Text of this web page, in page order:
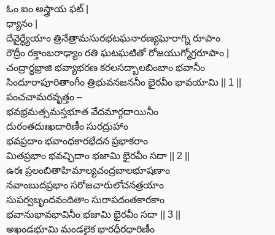
ఓం ఐం అస్త్రాయ ఫట్ |
ధ్యానం |
దేవైర్ధ్యేయాం త్రినేత్రామసురభటఘనారణ్యఘోరాగ్ని రూపాం
రౌద్రీం రక్తాంబరాఢ్యాం రతి ఘటఘటితో రోజయుగ్మోగ్రరూపాం |
చంద్రార్ధభ్రాజి భవ్యాభరణ కరలసద్బాలబింబాం భవానీం
సిందూరాపూరితాంగీం త్రిభువనజననీం భైరవీం భావయామి || 1 ||
పంచచామరవృత్తం –
భవభ్రమత్సమస్తభూత వేదమార్గదాయినీం
దురంతదుఃఖదారిణీం సురద్రుహాం
భవప్రదాం భవాంధకారభేదన ప్రభాకరాం
మితప్రభాం భవచ్ఛిదాం భజామి భైరవీం సదా || 2 ||
ఉరః ప్రలంబితాహిమాల్యచంద్రబాలభూషణాం
నవాంబుదప్రభాం సరోజచారులోచనత్రయాం
సుపర్వబృందవందితాం సురాపదంతకారకాం
భవానుభావభావినీం భజామి భైరవీం సదా || 3 ||
అఖండభూమి మండలైక భారధీరధారిణీం